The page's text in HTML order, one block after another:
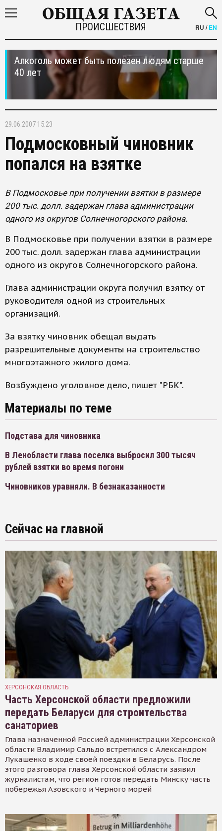
ПРОИСШЕСТВИЯ RU /EN
Алкоголь может быть полезен людям старше
40 лет
29.06.2007 15:23
Подмосковный чиновник
попался на взятке
В Подмосковье при получении взятки в размере
200 тыс. долл. задержан глава администрации
одного из округов Солнечногорского района.
В Подмосковье при получении взятки в размере
200 тыс. долл. задержан глава администрации
одного из округов Солнечногорского района.
Глава администрации округа получил взятку от
руководителя одной из строительных
организаций.
За взятку чиновник обещал выдать
разрешительные документы на строительство
многоэтажного жилого дома.
Возбуждено уголовное дело, пишет "РБК".
Материалы по теме
Подстава для чиновника
В Ленобласти глава поселка выбросил 300 тысяч
рублей взятки во время погони
Чиновников уравняли. В безнаказанности
Сейчас на главной
ХЕРСОНСКАЯ ОБЛАСТЬ
Часть Херсонской области предложили
передать Беларуси для строительства
санаториев
Глава назначенной Россией администрации Херсонской
области Владимир Сальдо встретился с Александром
Лукашенко в ходе своей поездки в Беларусь. После
этого разговора глава Херсонской области заявил
журналистам, что регион готов передать Минску часть
побережья Азовского и Черного морей